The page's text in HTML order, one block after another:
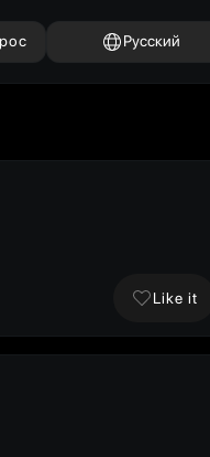
Русский
Like it